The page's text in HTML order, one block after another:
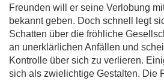
Freunden will er seine Verlobung
bekannt geben. Doch schnell legt
Schatten über die fröhliche
an unerklärlichen Anfällen und
Kontrolle über sich zu verlieren.
sich als zwielichtige Gestalten. Die